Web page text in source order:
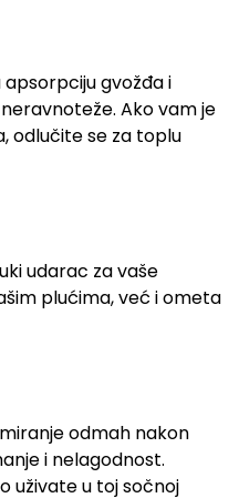
gvožđa i
Ako vam je
odlučite se za toplu
udarac za vaše
plućima, već i ometa
odmah nakon
i nelagodnost.
uživate u toj sočnoj